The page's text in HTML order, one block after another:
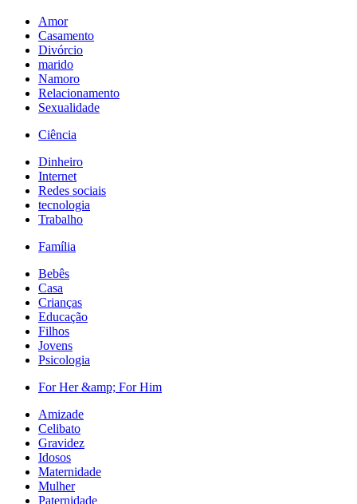
Amor
Casamento
Divórcio
marido
Namoro
Relacionamento
Sexualidade
Ciência
Dinheiro
Internet
Redes sociais
tecnologia
Trabalho
Família
Bebês
Casa
Crianças
Educação
Filhos
Jovens
Psicologia
For Her &amp; For Him
Amizade
Celibato
Gravidez
Idosos
Maternidade
Mulher
Paternidade